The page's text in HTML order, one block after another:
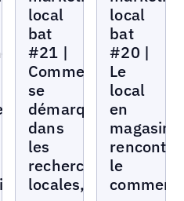
local
bat
#21 |
Comment
se
démarquer
dans
les
recherches
locales,
local
bat
#20 |
Le
local
en
magasin
rencontre
le